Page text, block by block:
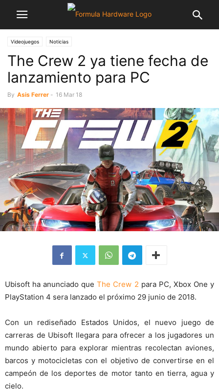
Videojuegos Noticias
The Crew 2 ya tiene fecha de
lanzamiento para PC
By Asis Ferrer - 16 Mar 18
Ubisoft ha anunciado queThe Crew 2 para PC, Xbox One y
PlayStation 4 sera lanzado el próximo 29 junio de 2018.
Con un rediseñado Estados Unidos, el nuevo juego de
carreras de Ubisoft llegara para ofrecer a los jugadores un
mundo abierto para explorar mientras recolectan aviones,
barcos y motocicletas con el objetivo de convertirse en el
campeón de los deportes de motor tanto en tierra, agua y
cielo.